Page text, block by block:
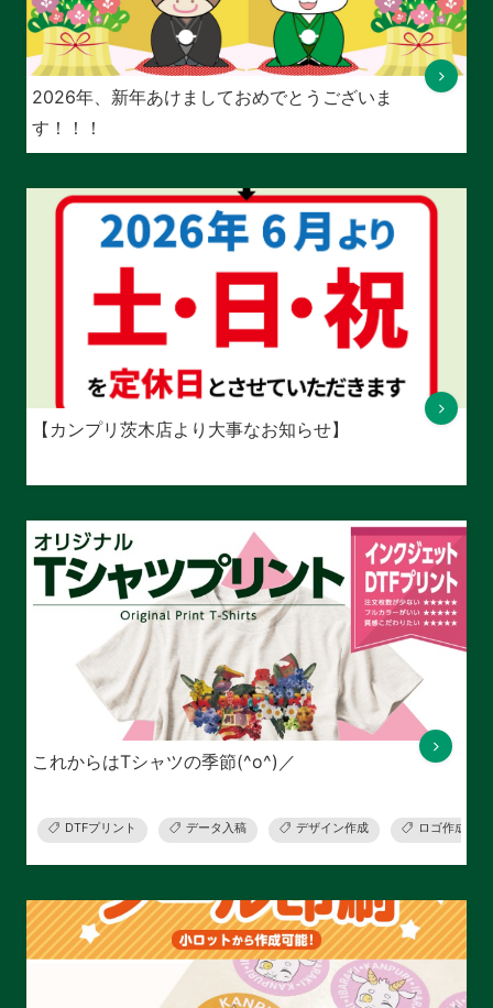
2026年、新年あけましておめでとうございま
す！！！
【カンプリ茨木店より大事なお知らせ】
これからはTシャツの季節(^o^)／
DTFプリント データ入稿 デザイン作成 ロゴ作成